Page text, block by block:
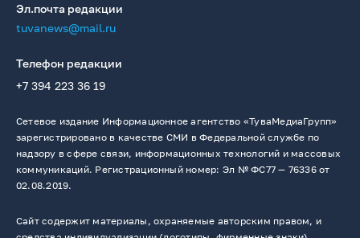
Эл.почта редакции
tuvanews@mail.ru
Телефон редакции
+7 394 223 36 19
Сетевое издание Информационное агентство «ТуваМедиаГрупп»
зарегистрировано в качестве СМИ в Федеральной службе по
надзору в сфере связи, информационных технологий и массовых
коммуникаций. Регистрационный номер: Эл № ФС77 — 76336 от
02.08.2019.
Сайт содержит материалы, охраняемые авторским правом, и